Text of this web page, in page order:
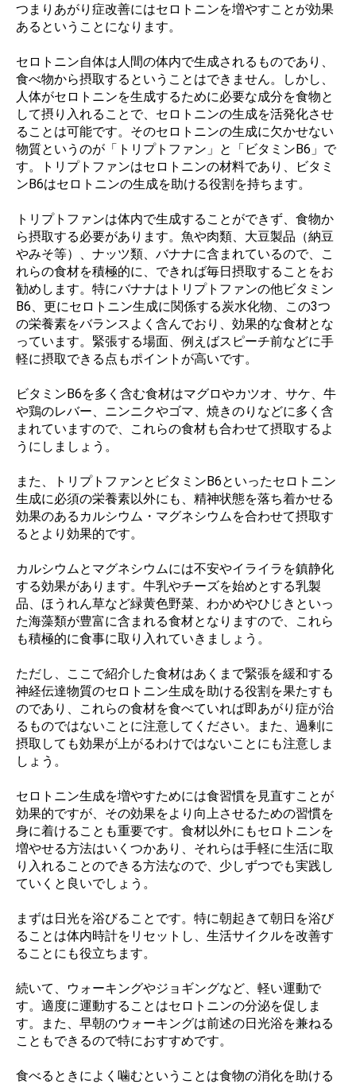
つまりあがり症改善にはセロトニンを増やすことが効果
あるということになります。
セロトニン自体は人間の体内で生成されるものであり、
食べ物から摂取するということはできません。しかし、
人体がセロトニンを生成するために必要な成分を食物と
して摂り入れることで、セロトニンの生成を活発化させ
ることは可能です。そのセロトニンの生成に欠かせない
物質というのが「トリプトファン」と「ビタミンB6」で
す。トリプトファンはセロトニンの材料であり、ビタミ
ンB6はセロトニンの生成を助ける役割を持ちます。
トリプトファンは体内で生成することができず、食物か
ら摂取する必要があります。魚や肉類、大豆製品（納豆
やみそ等）、ナッツ類、バナナに含まれているので、こ
れらの食材を積極的に、できれば毎日摂取することをお
勧めします。特にバナナはトリプトファンの他ビタミン
B6、更にセロトニン生成に関係する炭水化物、この3つ
の栄養素をバランスよく含んでおり、効果的な食材とな
っています。緊張する場面、例えばスピーチ前などに手
軽に摂取できる点もポイントが高いです。
ビタミンB6を多く含む食材はマグロやカツオ、サケ、牛
や鶏のレバー、ニンニクやゴマ、焼きのりなどに多く含
まれていますので、これらの食材も合わせて摂取するよ
うにしましょう。
また、トリプトファンとビタミンB6といったセロトニン
生成に必須の栄養素以外にも、精神状態を落ち着かせる
効果のあるカルシウム・マグネシウムを合わせて摂取す
るとより効果的です。
カルシウムとマグネシウムには不安やイライラを鎮静化
する効果があります。牛乳やチーズを始めとする乳製
品、ほうれん草など緑黄色野菜、わかめやひじきといっ
た海藻類が豊富に含まれる食材となりますので、これら
も積極的に食事に取り入れていきましょう。
ただし、ここで紹介した食材はあくまで緊張を緩和する
神経伝達物質のセロトニン生成を助ける役割を果たすも
のであり、これらの食材を食べていれば即あがり症が治
るものではないことに注意してください。また、過剰に
摂取しても効果が上がるわけではないことにも注意しま
しょう。
セロトニン生成を増やすためには食習慣を見直すことが
効果的ですが、その効果をより向上させるための習慣を
身に着けることも重要です。食材以外にもセロトニンを
増やせる方法はいくつかあり、それらは手軽に生活に取
り入れることのできる方法なので、少しずつでも実践し
ていくと良いでしょう。
まずは日光を浴びることです。特に朝起きて朝日を浴び
ることは体内時計をリセットし、生活サイクルを改善す
ることにも役立ちます。
続いて、ウォーキングやジョギングなど、軽い運動で
す。適度に運動することはセロトニンの分泌を促しま
す。また、早朝のウォーキングは前述の日光浴を兼ねる
こともできるので特におすすめです。
食べるときによく噛むということは食物の消化を助ける